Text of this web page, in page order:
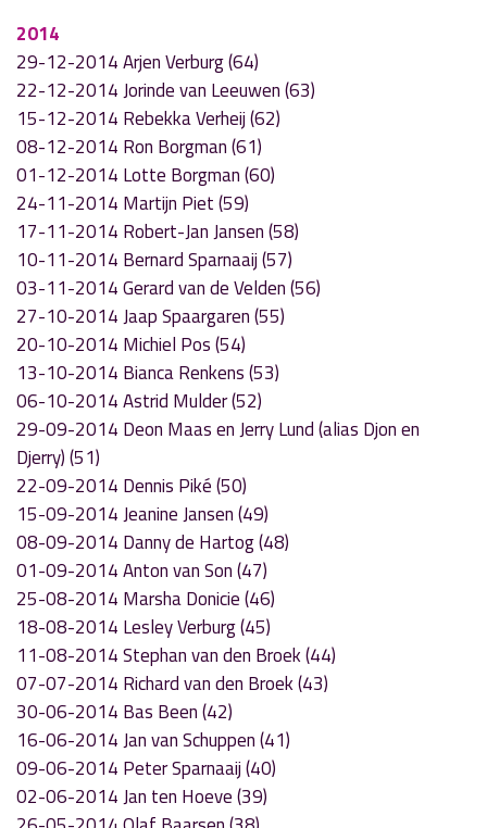
2014
29-12-2014 Arjen Verburg (64)
22-12-2014 Jorinde van Leeuwen (63)
15-12-2014 Rebekka Verheij (62)
08-12-2014 Ron Borgman (61)
01-12-2014 Lotte Borgman (60)
24-11-2014 Martijn Piet (59)
17-11-2014 Robert-Jan Jansen (58)
10-11-2014 Bernard Sparnaaij (57)
03-11-2014 Gerard van de Velden (56)
27-10-2014 Jaap Spaargaren (55)
20-10-2014 Michiel Pos (54)
13-10-2014 Bianca Renkens (53)
06-10-2014 Astrid Mulder (52)
29-09-2014 Deon Maas en Jerry Lund (alias Djon en
Djerry) (51)
22-09-2014 Dennis Piké (50)
15-09-2014 Jeanine Jansen (49)
08-09-2014 Danny de Hartog (48)
01-09-2014 Anton van Son (47)
25-08-2014 Marsha Donicie (46)
18-08-2014 Lesley Verburg (45)
11-08-2014 Stephan van den Broek (44)
07-07-2014 Richard van den Broek (43)
30-06-2014 Bas Been (42)
16-06-2014 Jan van Schuppen (41)
09-06-2014 Peter Sparnaaij (40)
02-06-2014 Jan ten Hoeve (39)